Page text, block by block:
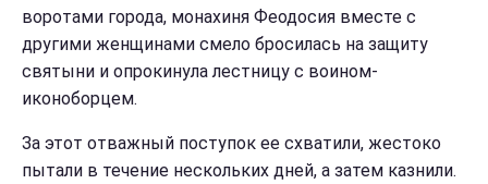
воротами города, монахиня Феодосия вместе с
другими женщинами смело бросилась на защиту
святыни и опрокинула лестницу с воином-
иконоборцем.
За этот отважный поступок ее схватили, жестоко
пытали в течение нескольких дней, а затем казнили.